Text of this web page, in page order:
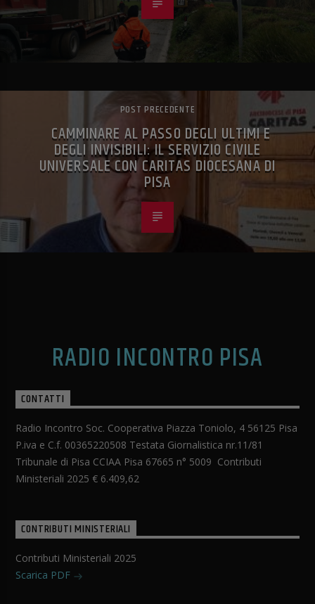
POST PRECEDENTE
CAMMINARE AL PASSO DEGLI ULTIMI E
DEGLI INVISIBILI: IL SERVIZIO CIVILE
UNIVERSALE CON CARITAS DIOCESANA DI
PISA
RADIO INCONTRO PISA
CONTATTI
Radio Incontro Soc. Cooperativa Piazza Toniolo, 4 56125 Pisa
P.iva e C.f. 00365220508 Testata Giornalistica nr.11/81
Tribunale di Pisa CCIAA Pisa 67665 n° 5009 Contributi
Ministeriali 2025 € 6.409,62
CONTRIBUTI MINISTERIALI
Contributi Ministeriali 2025
Scarica PDF